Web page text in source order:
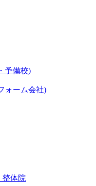
予備校)
ォーム会社)
整体院